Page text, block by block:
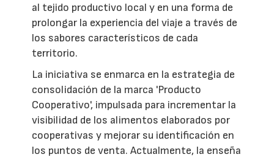
al tejido productivo local y en una forma de
prolongar la experiencia del viaje a través de
los sabores característicos de cada
territorio.
La iniciativa se enmarca en la estrategia de
consolidación de la marca 'Producto
Cooperativo', impulsada para incrementar la
visibilidad de los alimentos elaborados por
cooperativas y mejorar su identificación en
los puntos de venta. Actualmente, la enseña